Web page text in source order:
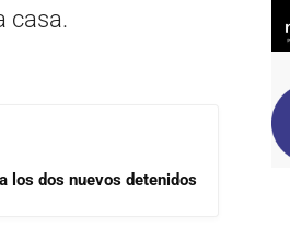
casa.
los dos nuevos detenidos